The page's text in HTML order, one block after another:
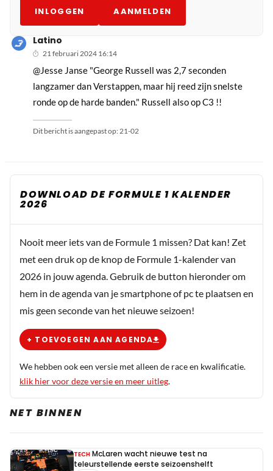
INLOGGEN AANMELDEN
Latino
21 februari 2024 16:14
@Jesse Janse "George Russell was 2,7 seconden
langzamer dan Verstappen, maar hij reed zijn snelste
ronde op de harde banden." Russell also op C3 !!
Dit bericht is aangepast op:21-02
DOWNLOAD DE FORMULE 1 KALENDER
2026
Nooit meer iets van de Formule 1 missen? Dat kan! Zet
met een druk op de knop de Formule 1-kalender van
2026 in jouw agenda. Gebruik de button hieronder om
hem in de agenda van je smartphone of pc te plaatsen en
mis geen seconde van het nieuwe seizoen!
+ TOEVOEGEN AAN AGENDA
We hebben ook een versie met alleen de race en kwalificatie.
klik hier voor deze versie en meer uitleg.
NET BINNEN
TECH McLaren wacht nieuwe test na
teleurstellende eerste seizoenshelft